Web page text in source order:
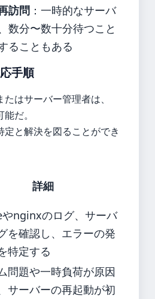
訪問 ：一時的なサーバ
数分〜数十分待つこと
ることもある
手順
はサーバー管理者は、
だ。
と解決を図ることができ
詳細
nginxのログ、サーバ
を確認し、エラーの発
特定する
問題や一時負荷が原因
サーバーの再起動が初